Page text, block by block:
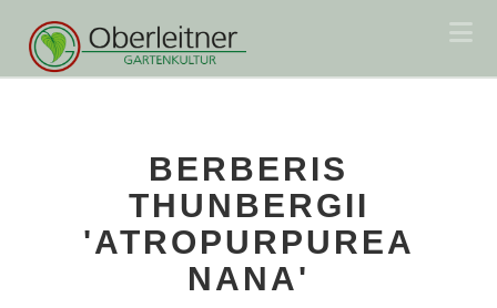
BERBERIS
THUNBERGII
'ATROPURPUREA
NANA'